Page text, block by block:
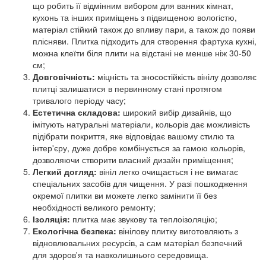
що робить її відмінним вибором для ванних кімнат,
кухонь та інших приміщень з підвищеною вологістю,
матеріал стійкий також до впливу пари, а також до появи
плісняви. Плитка підходить для створення фартуха кухні,
можна клеїти біля плити на відстані не менше ніж 30-50
см;
Довговічність: міцність та зносостійкість вінілу дозволяє
плитці залишатися в первинному стані протягом
тривалого періоду часу;
Естетична складова: широкий вибір дизайнів, що
імітують натуральні матеріали, кольорів дає можливість
підібрати покриття, яке відповідає вашому стилю та
інтер'єру, дуже добре комбінується за гамою кольорів,
дозволяючи створити власний дизайн приміщення;
Легкий догляд: вініл легко очищається і не вимагає
спеціальних засобів для чищення. У разі пошкодження
окремої плитки ви можете легко замінити її без
необхідності великого ремонту;
Ізоляція: плитка має звукову та теплоізоляцію;
Екологічна безпека: вінілову плитку виготовляють з
відновлювальних ресурсів, а сам матеріал безпечний
для здоров'я та навколишнього середовища.